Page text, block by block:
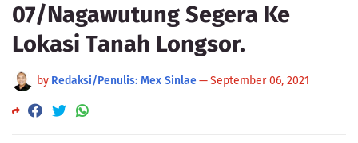
07/Nagawutung Segera Ke
Lokasi Tanah Longsor.
by Redaksi/Penulis: Mex Sinlae—September 06, 2021